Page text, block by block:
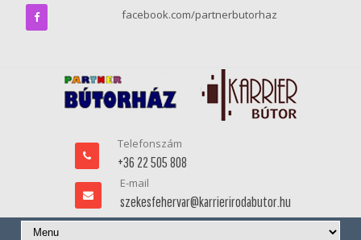
facebook.com/partnerbutorhaz
Telefonszám
+36 22 505 808
E-mail
szekesfehervar@karrierirodabutor.hu